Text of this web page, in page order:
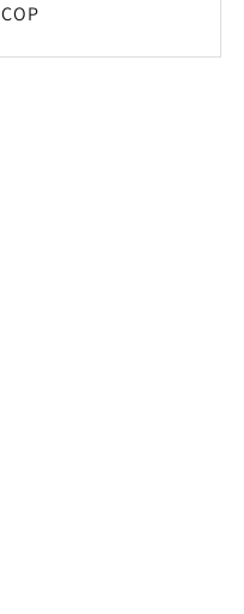
habitual
COP